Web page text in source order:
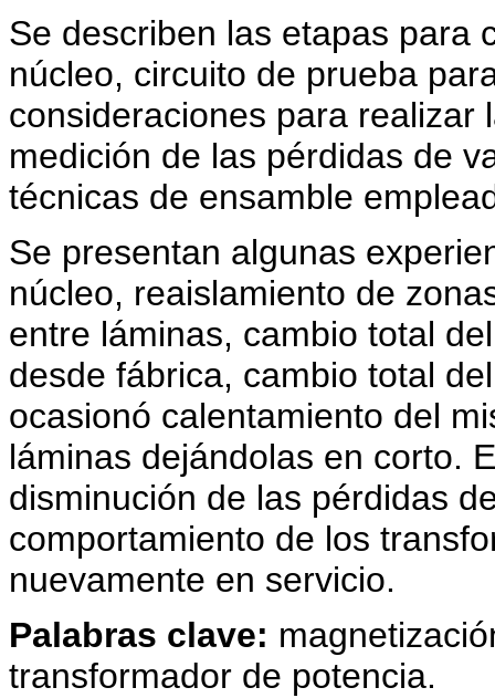
Se describen las etapas para
núcleo, circuito de prueba
consideraciones para realizar
medición de las pérdidas de
técnicas de ensamble
Se presentan algunas
núcleo, reaislamiento de
entre láminas, cambio total
desde fábrica, cambio total
ocasionó calentamiento del
láminas dejándolas en corto.
disminución de las pérdidas
comportamiento de los
nuevamente en servicio.
Palabras clave:
transformador de potencia.